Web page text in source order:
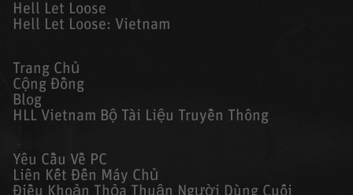
Hell Let Loose
Hell Let Loose: Vietnam
Trang Chủ
Cộng Đồng
Blog
HLL Vietnam Bộ Tài Liệu Truyền Thông
Yêu Cầu Về PC
Liên Kết Đến Máy Chủ
Điều Khoản Thỏa Thuận Người Dùng Cuối